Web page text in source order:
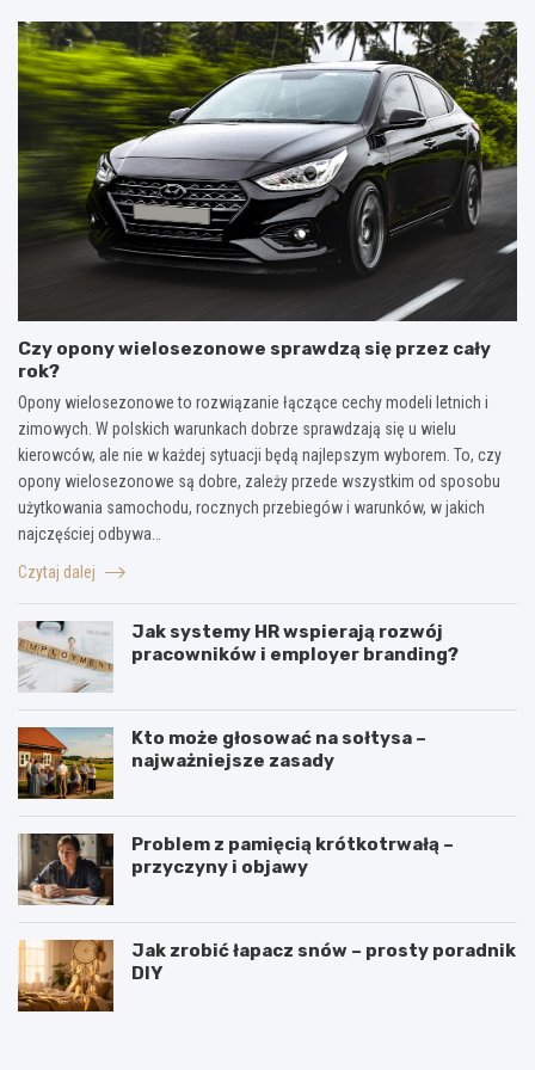
Czy opony wielosezonowe sprawdzą się przez cały
rok?
Opony wielosezonowe to rozwiązanie łączące cechy modeli letnich i
zimowych. W polskich warunkach dobrze sprawdzają się u wielu
kierowców, ale nie w każdej sytuacji będą najlepszym wyborem. To, czy
opony wielosezonowe są dobre, zależy przede wszystkim od sposobu
użytkowania samochodu, rocznych przebiegów i warunków, w jakich
najczęściej odbywa…
Czytaj dalej
Jak systemy HR wspierają rozwój
pracowników i employer branding?
Kto może głosować na sołtysa –
najważniejsze zasady
Problem z pamięcią krótkotrwałą –
przyczyny i objawy
Jak zrobić łapacz snów – prosty poradnik
DIY
J
W